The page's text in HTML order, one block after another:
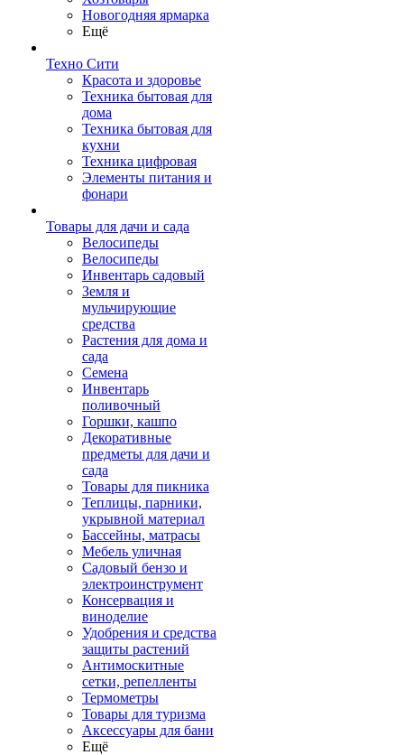
Новогодняя ярмарка
Ещё
Техно Сити
Красота и здоровье
Техника бытовая для
дома
Техника бытовая для
кухни
Техника цифровая
Элементы питания и
фонари
Товары для дачи и сада
Велосипеды
Велосипеды
Инвентарь садовый
Земля и
мульчирующие
средства
Растения для дома и
сада
Семена
Инвентарь
поливочный
Горшки, кашпо
Декоративные
предметы для дачи и
сада
Товары для пикника
Теплицы, парники,
укрывной материал
Бассейны, матрасы
Мебель уличная
Садовый бензо и
электроинструмент
Консервация и
виноделие
Удобрения и средства
защиты растений
Антимоскитные
сетки, репелленты
Термометры
Товары для туризма
Аксессуары для бани
Ещё